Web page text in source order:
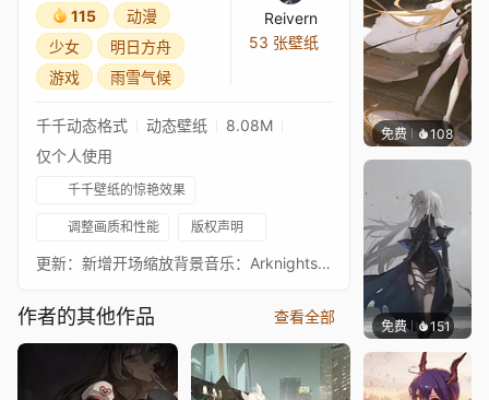
115
动漫
少女
明日方舟
游戏
雨雪气候
Reivern
53 张壁纸
千千动态格式 动态壁纸
8.08M
仅个人使用
千千壁纸的惊艳效果
调整画质和性能 版权声明
更新：新增开场缩放背景音乐：Arknights OST - Loneliness______________________________我……想加入罗德岛。你的眼睛……让我想起了我曾经认识的某个人。我遇到过一个男孩，他说他的哥哥宁愿上绞刑架也不愿向敌人乞求宽恕……所以他打算穿越雪原，他打算走遍整个Ursus……但他没有和我们一起来。我曾以为他是我见过的最理想主义的人。但现在，你和Amiya改变了我的看法……也许理想可以是一种信仰。你的眼睛，和那个男孩的，真的很像。只是，你没有他那么坚定。你要温柔得多……让我走吧。我的兄弟姐妹们在等我……父亲……我真是个傻瓜。请原谅我。명일방주アークナイツ
作者的其他作品 查看全部
免费 108
免费 151